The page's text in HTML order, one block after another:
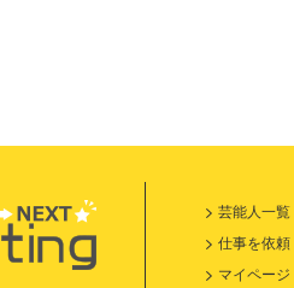
芸能人一覧
仕事を依頼
マイページ